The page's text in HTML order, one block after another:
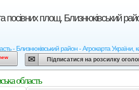
площ. Близнюківський
- Близнюківський район - Агрокарта України,
Підписатися на розсилку
область